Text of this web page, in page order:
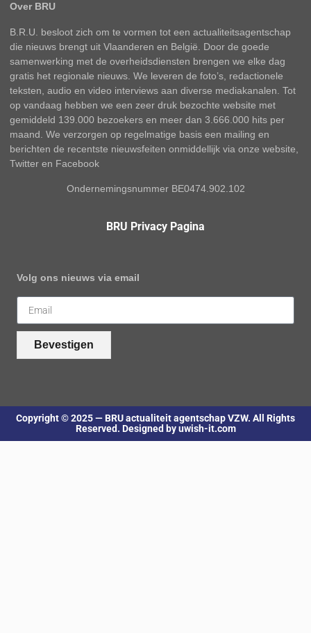
Over BRU
B.R.U. besloot zich om te vormen tot een actualiteitsagentschap
die nieuws brengt uit Vlaanderen en België. Door de goede
samenwerking met de overheidsdiensten brengen we elke dag
gratis het regionale nieuws. We leveren de foto’s, redactionele
teksten, audio en video interviews aan diverse mediakanalen. Tot
op vandaag hebben we een zeer druk bezochte website met
gemiddeld 139.000 bezoekers en meer dan 3.666.000 hits per
maand. We verzorgen op regelmatige basis een mailing en
berichten de recentste nieuwsfeiten onmiddellijk via onze website,
Twitter en Facebook
Ondernemingsnummer BE0474.902.102
BRU Privacy Pagina
Volg ons nieuws via email
Bevestigen
Copyright © 2025 — BRU actualiteit agentschap VZW. All Rights
Reserved. Designed by uwish-it.com